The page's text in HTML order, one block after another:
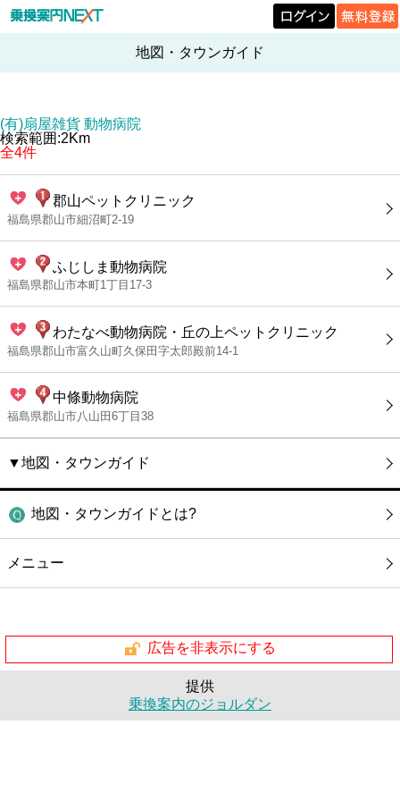
地図・タウンガイド
(有)扇屋雑貨 動物病院
検索範囲:2Km
全4件
郡山ペットクリニック
福島県郡山市細沼町2-19
ふじしま動物病院
福島県郡山市本町1丁目17-3
わたなべ動物病院・丘の上ペットクリニック
福島県郡山市富久山町久保田字太郎殿前14-1
中條動物病院
福島県郡山市八山田6丁目38
▼地図・タウンガイド
地図・タウンガイドとは?
メニュー
広告を非表示にする
提供
乗換案内のジョルダン